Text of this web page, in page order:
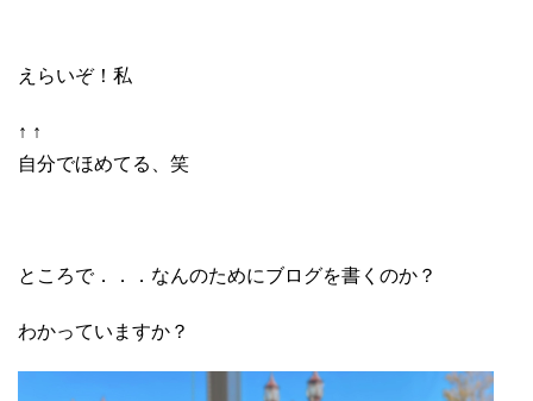
えらいぞ！私
↑ ↑
自分でほめてる、笑
ところで．．．なんのためにブログを書くのか？
わかっていますか？